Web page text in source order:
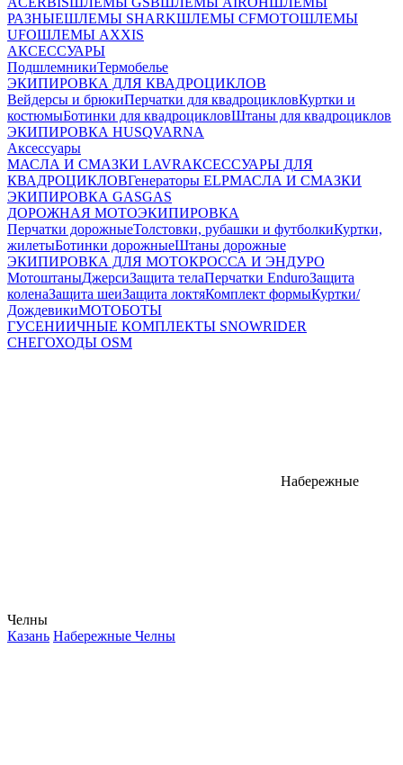
РАЗНЫЕШЛЕМЫ SHARKШЛЕМЫ CFMOTOШЛЕМЫ
UFOШЛЕМЫ AXXIS
АКСЕССУАРЫ
ПодшлемникиТермобелье
ЭКИПИРОВКА ДЛЯ КВАДРОЦИКЛОВ
Вейдерсы и брюкиПерчатки для квадроцикловКуртки и
костюмыБотинки для квадроцикловШтаны для квадроциклов
ЭКИПИРОВКА HUSQVARNA
Аксессуары
МАСЛА И СМАЗКИ LAVRАКСЕССУАРЫ ДЛЯ
КВАДРОЦИКЛОВГенераторы ELPМАСЛА И СМАЗКИ
ЭКИПИРОВКА GASGAS
ДОРОЖНАЯ МОТОЭКИПИРОВКА
Перчатки дорожныеТолстовки, рубашки и футболкиКуртки,
жилетыБотинки дорожныеШтаны дорожные
ЭКИПИРОВКА ДЛЯ МОТОКРОССА И ЭНДУРО
МотоштаныДжерсиЗащита телаПерчатки EnduroЗащита
коленаЗащита шеиЗащита локтяКомплект формыКуртки/
ДождевикиМОТОБОТЫ
ГУСЕНИИЧНЫЕ КОМПЛЕКТЫ SNOWRIDER
СНЕГОХОДЫ OSM
Набережные
Челны
Казань Набережные Челны